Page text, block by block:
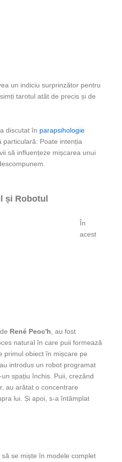
un indiciu surprinzător pentru
tarotul atât de precis și de
discutat în parapsihologie
particulară: Poate intenția
să influențeze mișcarea unui
și Robotul
În
acest
René Peoc'h, au fost
natural în care puii formează
primul obiect în mișcare pe
introdus un robot programat
spațiu închis. Puii, crezând
au arătat o concentrare
lui. Și apoi, s-a întâmplat
se miște în modele complet